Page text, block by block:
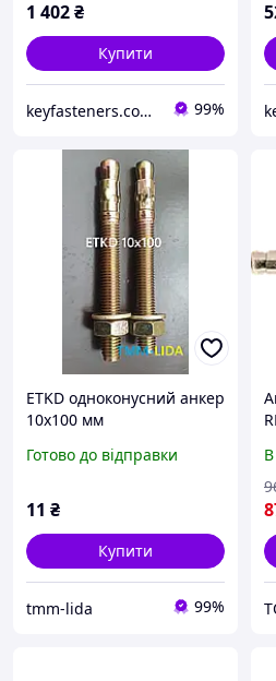
1 402₴
Купити
keyfasteners.com.ua 99%
ETKD одноконусний анкер
10х100 мм
Готово до відправки
11 ₴
Купити
tmm-lida 99%